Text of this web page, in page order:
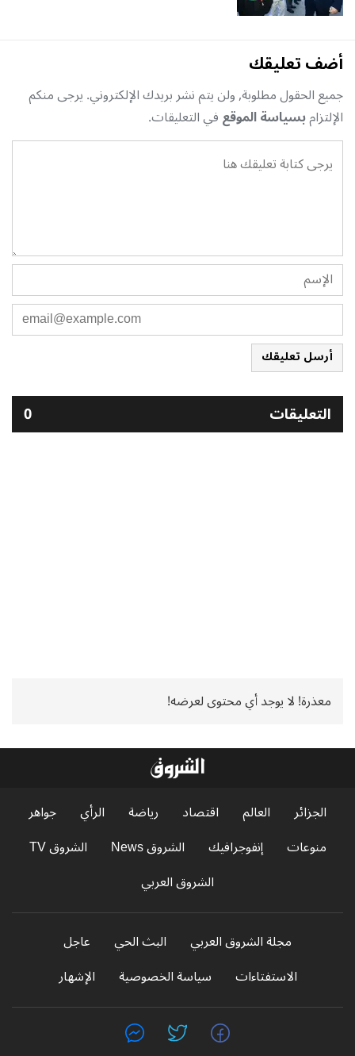
أضف تعليقك
جميع الحقول مطلوبة, ولن يتم نشر بريدك الإلكتروني. يرجى منكم
الإلتزامبسياسة الموقعفي التعليقات.
أرسل تعليقك
التعليقات 0
معذرة! لا يوجد أي محتوى لعرضه!
الجزائر العالم اقتصاد رياضة الرأي
جواهر
منوعات
إنفوجرافيك الشروق News
الشروق TV
الشروق العربي
مجلة الشروق العربي البث الحي
عاجل
الاستفتاءات
سياسة الخصوصية الإشهار